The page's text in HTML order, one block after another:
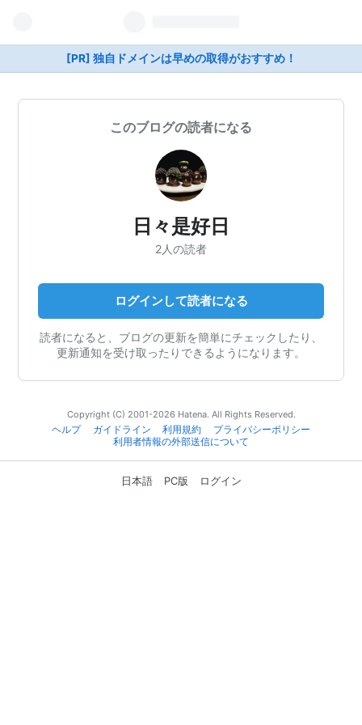
[PR] 独自ドメインは早めの取得がおすすめ！
このブログの読者になる
日々是好日
2人の読者
ログインして読者になる
読者になると、ブログの更新を簡単にチェックしたり、
更新通知を受け取ったりできるようになります。
Copyright (C) 2001-2026 Hatena. All Rights Reserved.
ヘルプ
ガイドライン 利用規約
プライバシーポリシー
利用者情報の外部送信について
日本語 PC版 ログイン